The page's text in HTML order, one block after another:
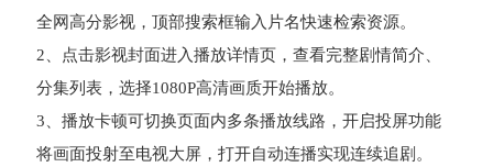
全网高分影视，顶部搜索框输入片名快速检索资源。
2、点击影视封面进入播放详情页，查看完整剧情简介、
分集列表，选择1080P高清画质开始播放。
3、播放卡顿可切换页面内多条播放线路，开启投屏功能
将画面投射至电视大屏，打开自动连播实现连续追剧。